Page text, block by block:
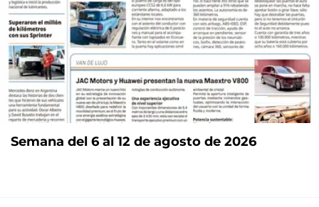
Semana del 6 al 12 de agosto de 2026